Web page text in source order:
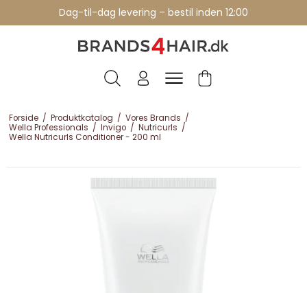
Dag-til-dag levering – bestil inden 12:00
Professionelle brands - over 15 års erfaring
Forside / Produktkatalog / Vores Brands /
Wella Professionals / Invigo / Nutricurls /
Wella Nutricurls Conditioner - 200 ml